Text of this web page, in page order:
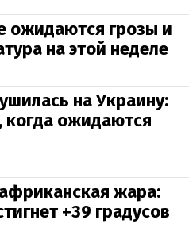
ожидаются грозы и
на этой неделе
на Украину:
когда ожидаются
жара:
+39 градусов